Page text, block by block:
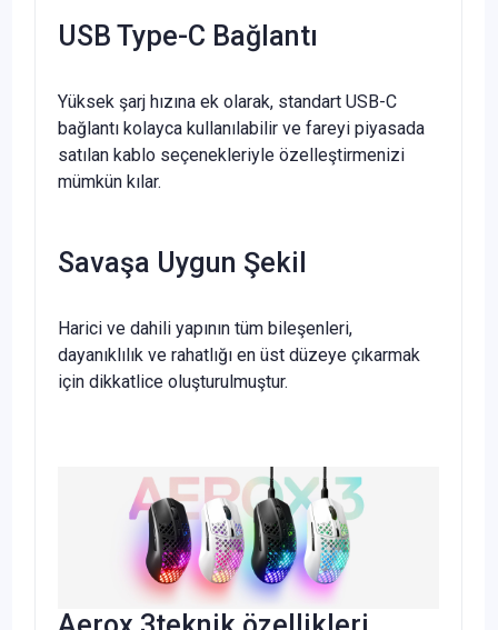
USB Type-C Bağlantı
Yüksek şarj hızına ek olarak, standart USB-C
bağlantı kolayca kullanılabilir ve fareyi piyasada
satılan kablo seçenekleriyle özelleştirmenizi
mümkün kılar.
Savaşa Uygun Şekil
Harici ve dahili yapının tüm bileşenleri,
dayanıklılık ve rahatlığı en üst düzeye çıkarmak
için dikkatlice oluşturulmuştur.